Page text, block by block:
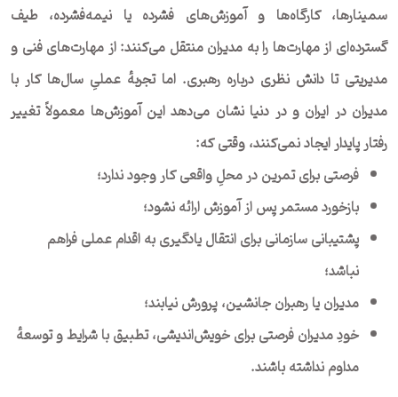
سمینارها، کارگاه‌ها و آموزش‌های فشرده یا نیمه‌فشرده، طیف
گسترده‌ای از مهارت‌ها را به مدیران منتقل می‌کنند: از مهارت‌های فنی و
مدیریتی تا دانش نظری درباره رهبری. اما تجربهٔ عملیِ سال‌ها کار با
مدیران در ایران و در دنیا نشان می‌دهد این آموزش‌ها معمولاً تغییر
رفتار پایدار ایجاد نمی‌کنند، وقتی که:
فرصتی برای تمرین در محلِ واقعی کار وجود ندارد؛
بازخورد مستمر پس از آموزش ارائه نشود؛
پشتیبانی سازمانی برای انتقال یادگیری به اقدام عملی فراهم
نباشد؛
مدیران یا رهبران جانشین، پرورش نیابند؛
خودِ مدیران فرصتی برای خویش‌اندیشی، تطبیق با شرایط و توسعهٔ
مداوم نداشته باشند.